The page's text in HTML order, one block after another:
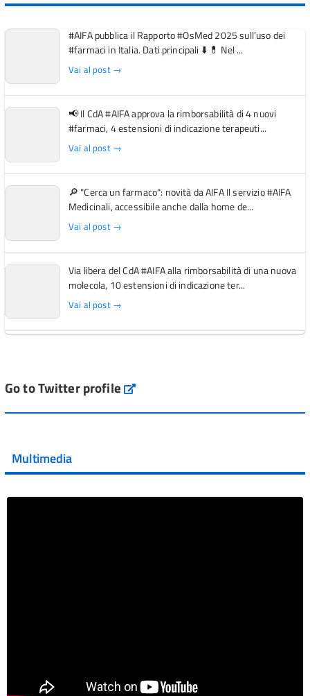
#AIFA pubblica il Rapporto #OsMed 2025 sull’uso dei
#farmaci in Italia. Dati principali ⬇️ 💊 Nel ...
Vai al post →
📢 Il CdA #AIFA approva la rimborsabilità di 4 nuovi
#farmaci, 4 estensioni di indicazione terapeuti...
Vai al post →
🔎 "Cerca un farmaco": novità da AIFA Il servizio #AIFA
Medicinali, accessibile anche dalla home de...
Vai al post →
Via libera del CdA #AIFA alla rimborsabilità di una nuova
molecola, 10 estensioni di indicazione ter...
Vai al post →
Vai al post →
Vai al post →
Go to Twitter profile aifa_ufficiale
Multimedia